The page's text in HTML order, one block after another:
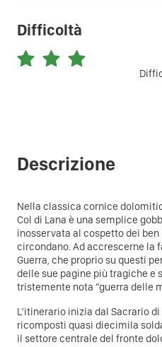
Difficoltà
Descrizione
Nella classica cornice
Col di Lana è una semplice
inosservata al cospetto dei
circondano. Ad accrescerne la
Guerra, che proprio su questi
delle sue pagine più tragiche e
tristemente nota “guerra delle
L’itinerario inizia dal Sacrario
ricomposti quasi diecimila
il settore centrale del fronte